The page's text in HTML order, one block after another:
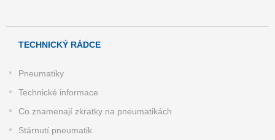
TECHNICKÝ RÁDCE
Pneumatiky
Technické informace
Co znamenají zkratky na pneumatikách
Stárnutí pneumatik